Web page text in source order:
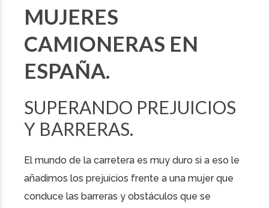
MUJERES
CAMIONERAS EN
ESPAÑA.
SUPERANDO PREJUICIOS
Y BARRERAS.
El mundo de la carretera es muy duro si a eso le
añadimos los prejuicios frente a una mujer que
conduce las barreras y obstáculos que se